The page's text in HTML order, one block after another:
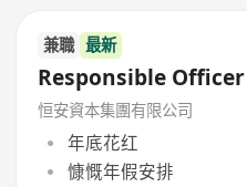
兼職 最新
Responsible
恒安資本集團有限公司
年底花红
慷慨年假安排